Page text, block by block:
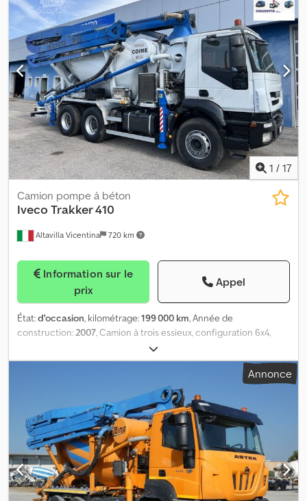
1 / 17
Altavilla Vicentina 720 km
Camion pompe à béton
IvecoTrakker 410
prix
Appel
État:d'occasion, kilométrage:199 000 km, Année de
construction:2007, Camion à trois essieux, configuration 6x4,
équipé d’une bétonnière-pompe Coime Maico avec un bras de
27 mètres, moteur auxiliaire, boîte de vitesses manuelle ZF,
conforme à la norme Euro 5. Dcodpjzrn S Njfx Abmek Remarque :
La description du véhicule est donnée à titre indicatif et peut
contenir des erreurs ou des imprécisions. Nous vous invitons
donc à nous contacter pour vérifier l’exactitude des données.
Annonce